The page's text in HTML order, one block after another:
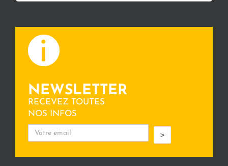
NEWSLETTER
RECEVEZ TOUTES
NOS INFOS
>